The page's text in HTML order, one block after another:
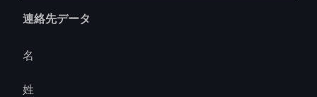
連絡先データ
名
姓